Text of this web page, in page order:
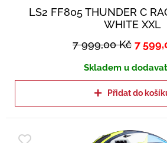
LS2 FF805 THUNDER C
WHITE XXL
7 999,00Kč 7
Skladem u
Přidat do